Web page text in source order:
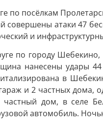
по посёлкам
совершены атаки 47
и
по городу Шебекино,
нанесены удары
в
и 2 частных дома,
частный дом, в селе
автомобиль.